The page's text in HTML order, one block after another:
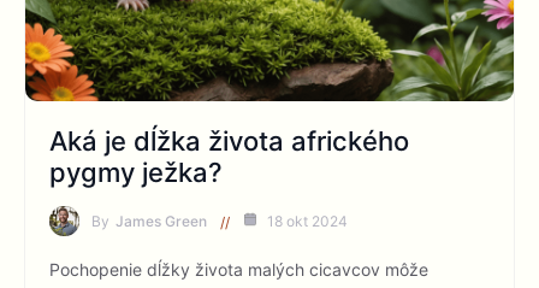
Aká je dĺžka života afrického
pygmy ježka?
By James Green 18 okt 2024
Pochopenie dĺžky života malých cicavcov môže